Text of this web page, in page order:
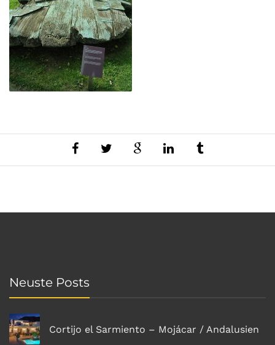
Neuste Posts
Cortijo el Sarmiento – Mojácar / Andalusien